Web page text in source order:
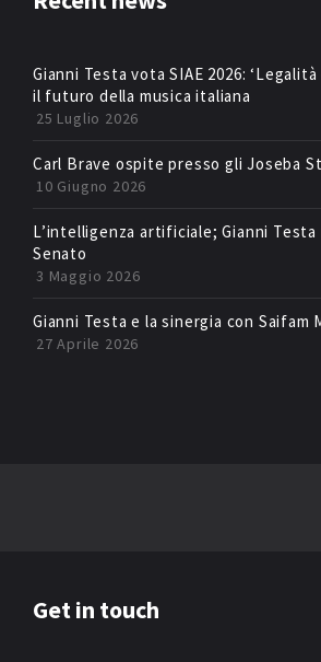
Gianni Testa vota SIAE 2026:
il futuro della musica italiana
25 Luglio 2026
Carl Brave ospite presso gli Joseba
10 Giugno 2026
L’intelligenza artificiale; Gianni
Senato
3 Maggio 2026
Gianni Testa e la sinergia con Saifam
27 Aprile 2026
Get in touch